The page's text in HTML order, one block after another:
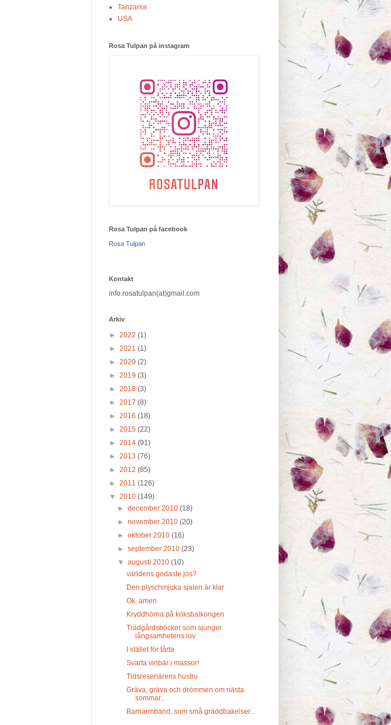
Tanzania
USA
Rosa Tulpan på instagram
Rosa Tulpan på facebook
Rosa Tulpan
Kontakt
info.rosatulpan(at)gmail.com
Arkiv
► 2022 (1)
► 2021 (1)
► 2020 (2)
► 2019 (3)
► 2018 (3)
► 2017 (8)
► 2016 (18)
► 2015 (22)
► 2014 (91)
► 2013 (76)
► 2012 (85)
► 2011 (126)
▼ 2010 (149)
►december 2010(18)
►november 2010(20)
►oktober 2010(16)
►september 2010(23)
▼augusti 2010(10)
världens godaste jos?
Den plyschmjuka sjalen är klar
Ok, amen
Kryddhörna på köksbalkongen
Trädgårdsböcker som sjunger
långsamhetens lov
I stället för tårta
Svarta vinbär i massor!
Tidsresenärens hustru
Gräva, gräva och drömmen om nästa
sommar...
Barnarmband, som små gräddbakelser...